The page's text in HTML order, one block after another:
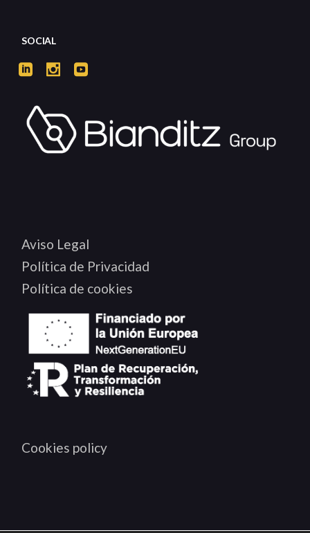
SOCIAL
Aviso Legal
Política de Privacidad
Política de cookies
Cookies policy